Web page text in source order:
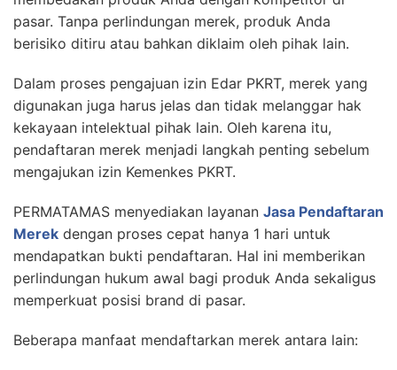
pasar. Tanpa perlindungan merek, produk Anda
berisiko ditiru atau bahkan diklaim oleh pihak lain.
Dalam proses pengajuan izin Edar PKRT, merek yang
digunakan juga harus jelas dan tidak melanggar hak
kekayaan intelektual pihak lain. Oleh karena itu,
pendaftaran merek menjadi langkah penting sebelum
mengajukan izin Kemenkes PKRT.
PERMATAMAS menyediakan layanan Jasa Pendaftaran
Merek dengan proses cepat hanya 1 hari untuk
mendapatkan bukti pendaftaran. Hal ini memberikan
perlindungan hukum awal bagi produk Anda sekaligus
memperkuat posisi brand di pasar.
Beberapa manfaat mendaftarkan merek antara lain: